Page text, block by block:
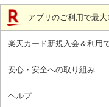
アプリのご利用で最大
楽天カード新規入会＆利用
安心・安全への取り組み
ヘルプ